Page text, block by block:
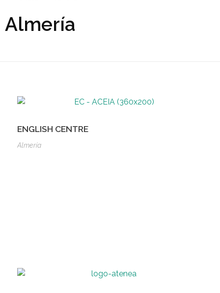
Almería
ENGLISH CENTRE
Almería